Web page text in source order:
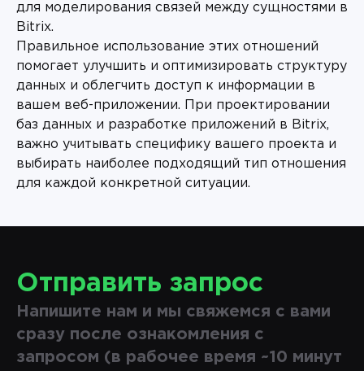
для моделирования связей между сущностями в
Bitrix.
Правильное использование этих отношений
помогает улучшить и оптимизировать структуру
данных и облегчить доступ к информации в
вашем веб-приложении. При проектировании
баз данных и разработке приложений в Bitrix,
важно учитывать специфику вашего проекта и
выбирать наиболее подходящий тип отношения
для каждой конкретной ситуации.
Отправить запрос
Напишите нам и мы свяжемся с вами
сразу после ознакомления с
запросом (в рабочее время ~10 минут